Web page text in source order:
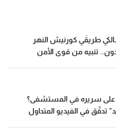
طريقَي كورنيش النهر
تنبيه من قوى الأمن
سريره في المستشفى؟
تدقّق في الفيديو المتداول